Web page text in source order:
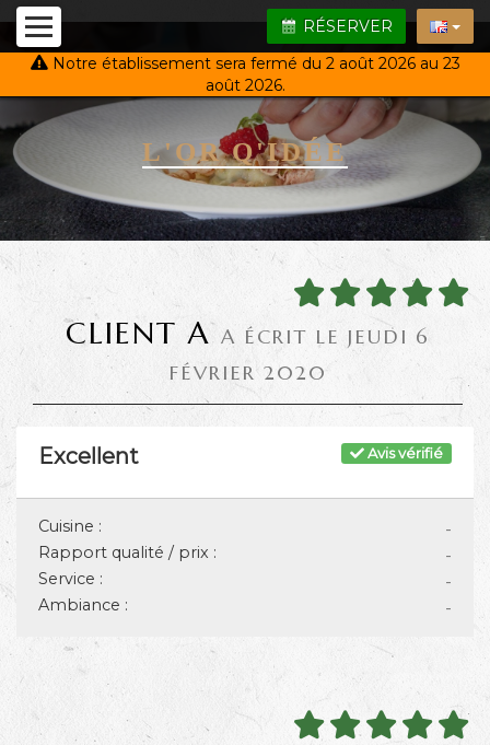
RÉSERVER
Notre établissement sera fermé du 2 août 2026 au 23
août 2026.
L'OR Q'IDÉE
CLIENT A A ÉCRIT LE JEUDI 6
FÉVRIER 2020
Avis vérifié
Excellent
-
Cuisine :
-
Rapport qualité / prix :
-
Service :
-
Ambiance :